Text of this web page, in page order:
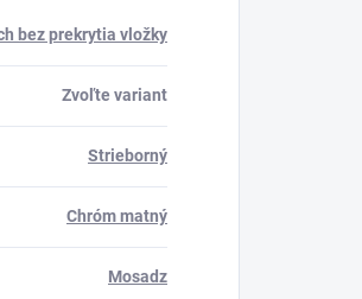
bez prekrytia vložky
Zvoľte variant
Strieborný
Chróm matný
Mosadz